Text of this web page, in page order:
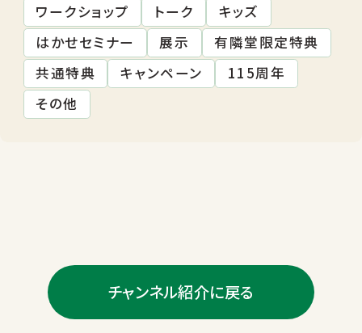
ワークショップ
トーク
キッズ
はかせセミナー
展示
有隣堂限定特典
共通特典
キャンペーン
115周年
その他
チャンネル紹介に戻る